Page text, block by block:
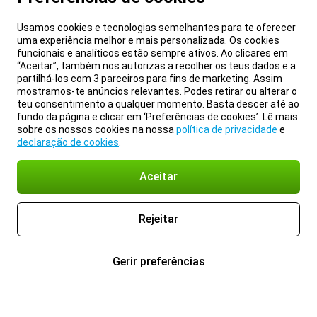
Usamos cookies e tecnologias semelhantes para te oferecer
uma experiência melhor e mais personalizada. Os cookies
funcionais e analíticos estão sempre ativos. Ao clicares em
“Aceitar”, também nos autorizas a recolher os teus dados e a
partilhá-los com 3 parceiros para fins de marketing. Assim
mostramos-te anúncios relevantes. Podes retirar ou alterar o
teu consentimento a qualquer momento. Basta descer até ao
fundo da página e clicar em ‘Preferências de cookies’. Lê mais
sobre os nossos cookies na nossa política de privacidade e
declaração de cookies
Aceitar
Rejeitar
Gerir preferências